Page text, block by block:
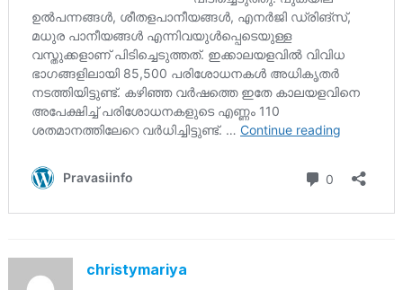
christymariya